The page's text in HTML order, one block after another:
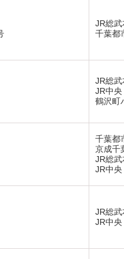
JR総
千葉都
JR総
JR中
鶴沢町
千葉都
京成千
JR総
JR中
JR総
JR中